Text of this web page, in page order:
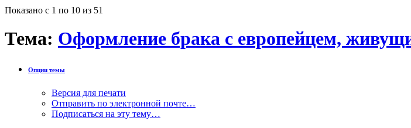
Показано с 1 по 10 из 51
Тема: Оформление брака с европейцем,
Опции темы
Версия для печати
Отправить по электронной почте…
Подписаться на эту тему…